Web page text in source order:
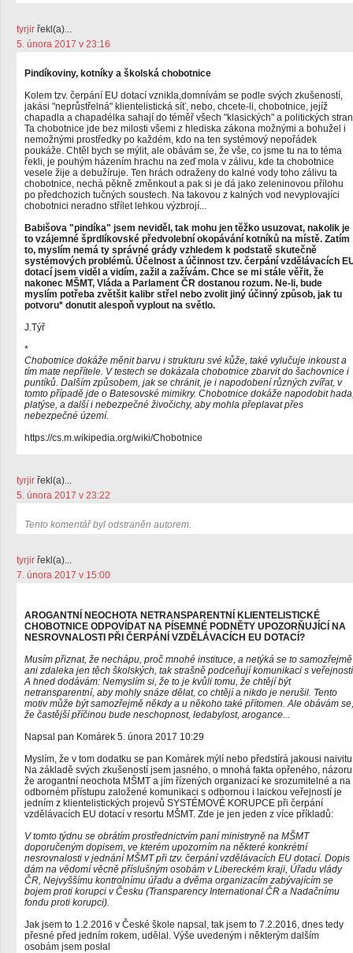
tyrjir řekl(a)...
5. února 2017 v 23:16
Pindíkoviny, kotníky a školská chobotnice
Kolem tzv. čerpání EU dotací vznikla,domnívám se podle svých zkušeností,
jakási "neprůstřelná" klientelistická síť, nebo, chcete-li, chobotnice, jejíž
chapadla a chapadélka sahají do téměř všech "klasických" a politických
Ta chobotnice jde bez milosti všemi z hlediska zákona možnými a bohužel i
nemožnými prostředky po každém, kdo na ten systémový nepořádek
poukáže. Chtěl bych se mýlit, ale obávám se, že vše, co jsme tu na to téma
řekli, je pouhým házením hrachu na zeď mola v zálivu, kde ta chobotnice
vesele žije a debužíruje. Ten hrách odraženy do kalné vody toho zálivu ta
chobotnice, nechá pěkně změnkout a pak si je dá jako zeleninovou přílohu
po předchozich tučných soustech. Na takovou z kalných vod nevyplovajíci
chobotnici neradno střílet lehkou výzbrojí...
Babišova "pindíka" jsem neviděl, tak mohu jen těžko usuzovat, nakolik je
to vzájemné šprdlíkovské předvolební okopávání kotníků na místě. Zatím
to, myslím nemá ty správné grády vzhledem k podstatě skutečně
systémových problémů. Účelnost a účinnost tzv. čerpání vzdělávacích
dotací jsem viděl a vidím, zažil a zažívám. Chce se mi stále věřit, že
nakonec MŠMT, Vláda a Parlament ČR dostanou rozum. Ne-li, bude
myslím potřeba zvětšit kalibr střel nebo zvolit jiný účinný způsob, jak tu
potvoru* donutit alespoň vyplout na světlo.
J.Týř
*
Chobotnice dokáže měnit barvu i strukturu své kůže, také vylučuje inkoust a
tím mate nepřítele. V testech se dokázala chobotnice zbarvit do šachovnice i
puntíků. Dalším způsobem, jak se chránit, je i napodobení různých zvířat, v
tomto případě jde o Batesovské mimikry. Chobotnice dokáže napodobit
platýse, a další i nebezpečné živočichy, aby mohla přeplavat přes
nebezpečné území.
https://cs.m.wikipedia.org/wiki/Chobotnice
tyrjir řekl(a)...
5. února 2017 v 23:22
Tento komentář byl odstraněn autorem.
tyrjir řekl(a)...
7. února 2017 v 15:00
AROGANTNÍ NEOCHOTA NETRANSPARENTNÍ KLIENTELISTICKÉ
CHOBOTNICE ODPOVÍDAT NA PÍSEMNÉ PODNĚTY UPOZORŇUJÍCÍ NA
NESROVNALOSTI PŘI ČERPÁNÍ VZDĚLÁVACÍCH EU DOTACÍ?
Musím přiznat, že nechápu, proč mnohé instituce, a netýká se to samozřejmě
ani zdaleka jen těch školských, tak strašně podceňují komunikaci s
A hned dodávám: Nemyslím si, že to je kvůli tomu, že chtějí být
netransparentní, aby mohly snáze dělat, co chtějí a nikdo je nerušil. Tento
motiv může být samozřejmě někdy a u někoho také přítomen. Ale obávám se,
že častější příčinou bude neschopnost, ledabylost, arogance...
Napsal pan Komárek 5. února 2017 10:29
Myslím, že v tom dodatku se pan Komárek mýlí nebo předstírá jakousi
Na základě svých zkušeností jsem jasného, o mnohá fakta opřeného,
že arogantní neochota MŠMT a jím řízených organizací ke srozumitelné a na
odborném přístupu založené komunikaci s odbornou i laickou veřejností je
jedním z klientelistických projevů SYSTÉMOVÉ KORUPCE při čerpání
vzdělávacích EU dotací v resortu MŠMT. Zde je jen jeden z více příkladů:
V tomto týdnu se obrátím prostřednictvím paní ministryně na MŠMT
doporučeným dopisem, ve kterém upozorním na některé konkrétní
nesrovnalosti v jednání MŠMT při tzv. čerpání vzdělávacích EU dotací. Dopis
dám na vědomí věcně příslušným osobám v Libereckém kraji, Úřadu vlády
ČR, Nejvyššímu kontrolnímu úřadu a dvěma organizacím zabývajícím se
bojem proti korupci v Česku (Transparency International ČR a Nadačnímu
fondu proti korupci).
Jak jsem to 1.2.2016 v České škole napsal, tak jsem to 7.2.2016, dnes tedy
přesné před jedním rokem, udělal. Výše uvedeným i některým dalším
osobám jsem poslal